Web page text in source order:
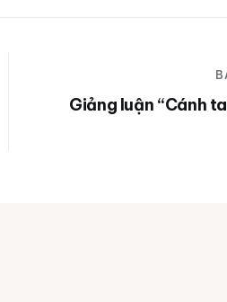
Giảng luận “Cánh